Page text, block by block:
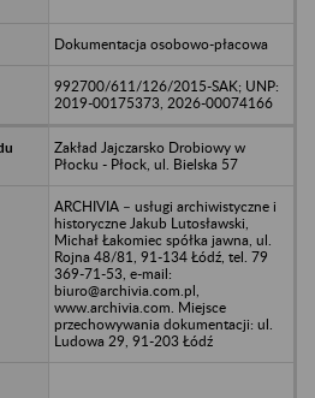
Dokumentacja osobowo-płacowa
992700/611/126/2015-SAK; UNP:
2019-00175373, 2026-00074166
Zakład Jajczarsko Drobiowy w
Płocku - Płock, ul. Bielska 57
ARCHIVIA – usługi archiwistyczne i
historyczne Jakub Lutosławski,
Michał Łakomiec spółka jawna, ul.
Rojna 48/81, 91-134 Łódź, tel. 79
369-71-53, e-mail:
biuro@archivia.com.pl,
www.archivia.com. Miejsce
przechowywania dokumentacji: ul.
Ludowa 29, 91-203 Łódź